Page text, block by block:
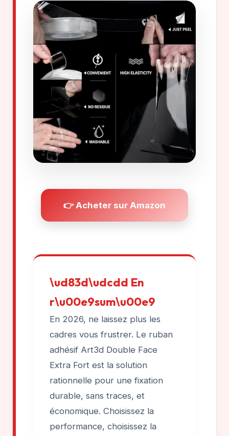
👉 Acheter sur Amazon
\ud83d\udcdd En
r\u00e9sum\u00e9
En 2026, ne laissez plus les
cadres vous frustrer. Le ruban
adhésif Art3d Double Face
Extra Fort est la solution
rationnelle pour une fixation
durable, sans traces, et
économique. Choisissez la
performance, choisissez la